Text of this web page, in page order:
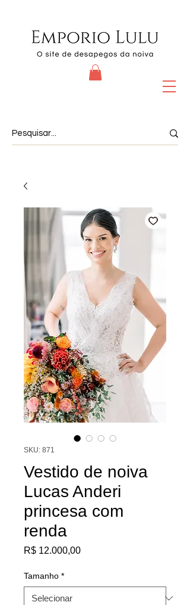
SKU: 871
Vestido de noiva
Lucas Anderi
princesa com
renda
R$ 12.000,00Preço
Tamanho *